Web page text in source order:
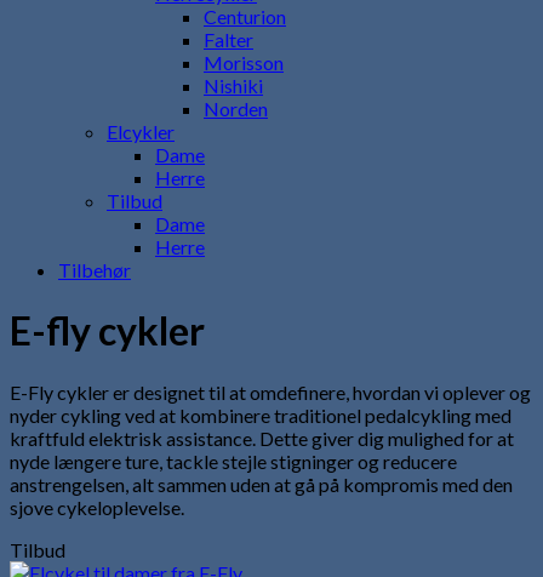
Centurion
Falter
Morisson
Nishiki
Norden
Elcykler
Dame
Herre
Tilbud
Dame
Herre
Tilbehør
E-fly cykler
E-Fly cykler er designet til at omdefinere, hvordan vi oplever og
nyder cykling ved at kombinere traditionel pedalcykling med
kraftfuld elektrisk assistance. Dette giver dig mulighed for at
nyde længere ture, tackle stejle stigninger og reducere
anstrengelsen, alt sammen uden at gå på kompromis med den
sjove cykeloplevelse.
Tilbud